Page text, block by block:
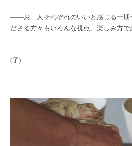
――お二人それぞれのいいと感じる一期
ださる方々もいろんな視点、楽しみ方で
(了)